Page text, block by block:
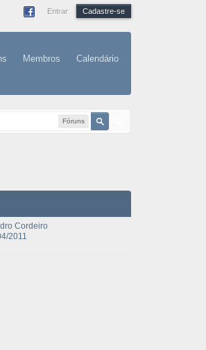
Entrar Cadastre-se
Membros Calendário
Fóruns
Cordeiro
2011